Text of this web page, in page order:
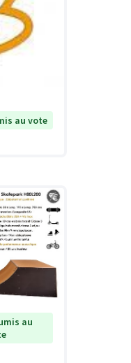
au vote
au